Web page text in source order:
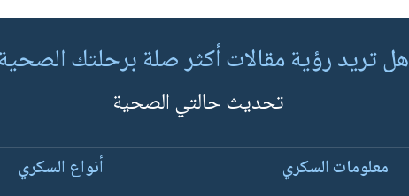
هل تريد رؤية مقالات أكثر صلة برحلتك
تحديث حالتي الصحية
معلومات السكري أنواع السكري